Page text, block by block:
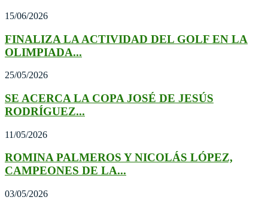
15/06/2026
FINALIZA LA ACTIVIDAD DEL GOLF EN LA
OLIMPIADA...
25/05/2026
SE ACERCA LA COPA JOSÉ DE JESÚS
RODRÍGUEZ...
11/05/2026
ROMINA PALMEROS Y NICOLÁS LÓPEZ,
CAMPEONES DE LA...
03/05/2026